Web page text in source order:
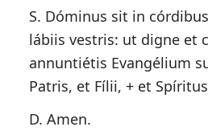
S. Dóminus sit in
lábiis vestris: ut digne et
annuntiétis Evangélium
Patris, et Fílii, + et
D. Amen.